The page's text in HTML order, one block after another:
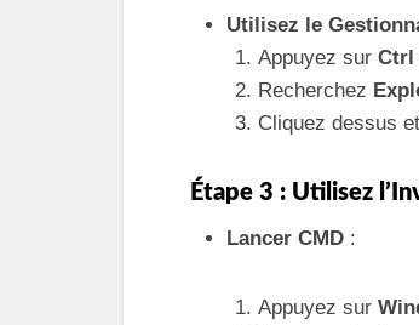
Utilisez le
Appuyez sur Ctrl
Recherchez
Cliquez dessus
Étape 3 : Utilisez
Lancer CMD :
Appuyez sur